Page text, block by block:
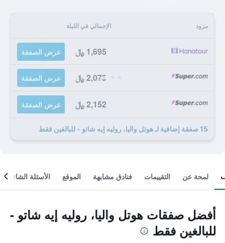
مزود الإجمالي في الليلة
1,695 ﷼ عرض الصفقة
2,073 ﷼ عرض الصفقة
2,152 ﷼ عرض الصفقة
15 صفقة إضافية لـ هوتل واليا، روليه إيه شاتو - للبالغين فقط
لمحة عن التقييمات فنادق مشابهة الموقع الأسئلة الشائعة
أفضل صفقات هوتل واليا، روليه إيه شاتو -
للبالغين فقط